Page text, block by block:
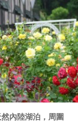
內陸湖泊，周圍